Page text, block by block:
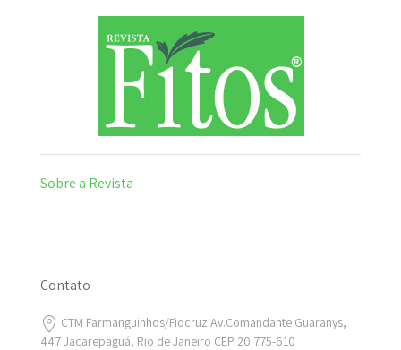
Sobre a Revista
Contato
CTM Farmanguinhos/Fiocruz Av.Comandante Guaranys,
447 Jacarepaguá, Rio de Janeiro CEP 20.775-610